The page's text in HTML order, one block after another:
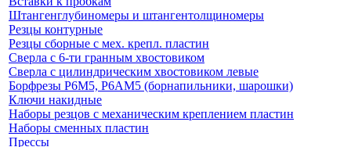
Штангенглубиномеры и штангентолщиномеры
Резцы контурные
Резцы сборные с мех. крепл. пластин
Сверла с 6-ти гранным хвостовиком
Сверла с цилиндрическим хвостовиком левые
Борфрезы Р6М5, Р6АМ5 (борнапильники, шарошки)
Ключи накидные
Наборы резцов с механическим креплением пластин
Наборы сменных пластин
Прессы